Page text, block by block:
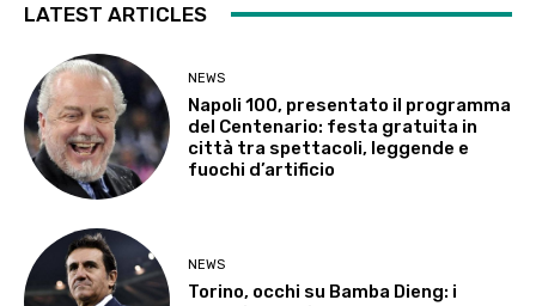
LATEST ARTICLES
NEWS
Napoli 100, presentato il programma
del Centenario: festa gratuita in
città tra spettacoli, leggende e
fuochi d’artificio
NEWS
Torino, occhi su Bamba Dieng: i